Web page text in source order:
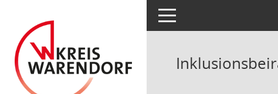
Toggle navigation